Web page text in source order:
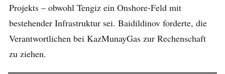
Projekts – obwohl Tengiz ein Onshore-Feld mit
bestehender Infrastruktur sei. Baidildinov forderte, die
Verantwortlichen bei KazMunayGas zur Rechenschaft
zu ziehen.